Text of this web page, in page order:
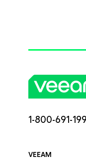
1-800-691-
VEEAM